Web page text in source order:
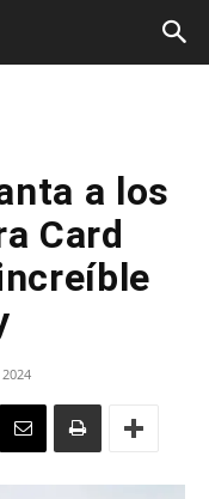
a los
Card